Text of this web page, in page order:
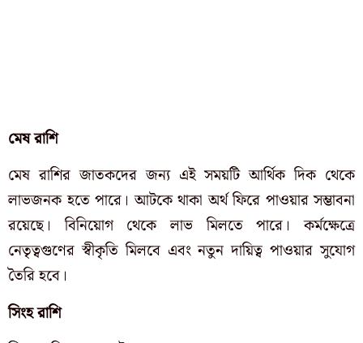
মেষ রাশি
মেষ রাশির জাতকদের জন্য এই সময়টি আর্থিক দিক থেকে
লাভজনক হতে পারে। আটকে থাকা অর্থ ফিরে পাওয়ার সম্ভাবনা
রয়েছে। বিনিয়োগ থেকে লাভ মিলতে পারে। কর্মক্ষেত্রে
নেতৃত্বগুণের স্বীকৃতি মিলবে এবং নতুন দায়িত্ব পাওয়ার সুযোগ
তৈরি হবে।
সিংহ রাশি